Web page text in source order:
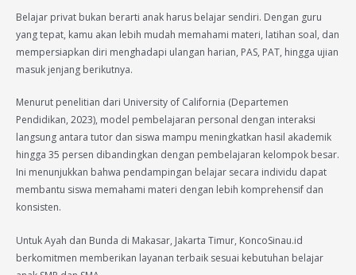
Belajar privat bukan berarti anak harus belajar sendiri. Dengan guru
yang tepat, kamu akan lebih mudah memahami materi, latihan soal, dan
mempersiapkan diri menghadapi ulangan harian, PAS, PAT, hingga ujian
masuk jenjang berikutnya.
Menurut penelitian dari University of California (Departemen
Pendidikan, 2023), model pembelajaran personal dengan interaksi
langsung antara tutor dan siswa mampu meningkatkan hasil akademik
hingga 35 persen dibandingkan dengan pembelajaran kelompok besar.
Ini menunjukkan bahwa pendampingan belajar secara individu dapat
membantu siswa memahami materi dengan lebih komprehensif dan
konsisten.
Untuk Ayah dan Bunda di Makasar, Jakarta Timur, KoncoSinau.id
berkomitmen memberikan layanan terbaik sesuai kebutuhan belajar